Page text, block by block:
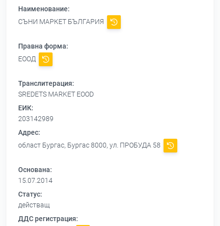
Наименование:
СЪНИ МАРКЕТ БЪЛГАРИЯ
Правна форма:
ЕООД
Транслитерация:
SREDETS MARKET EOOD
ЕИК:
203142989
Адрес:
област Бургас, Бургас 8000, ул. ПРОБУДА 58
Основана:
15.07.2014
Статус:
действащ
ДДС регистрация: